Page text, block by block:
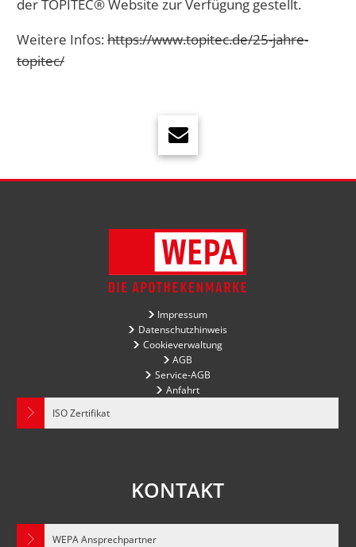
der TOPITEC® Website zur Verfügung gestellt.
Weitere Infos:https://www.topitec.de/25-jahre-
topitec/
Impressum
Datenschutzhinweis
Cookieverwaltung
AGB
Service-AGB
Anfahrt
ISO Zertifikat
KONTAKT
WEPA Ansprechpartner